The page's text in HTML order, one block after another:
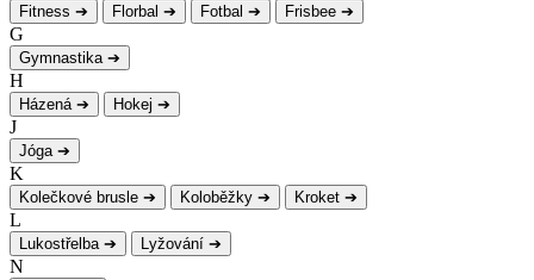
Fitness ➔ Florbal ➔ Fotbal ➔ Frisbee ➔
G
Gymnastika ➔
H
Házená ➔ Hokej ➔
J
Jóga ➔
K
Kolečkové brusle ➔ Koloběžky ➔ Kroket ➔
L
Lukostřelba ➔ Lyžování ➔
N